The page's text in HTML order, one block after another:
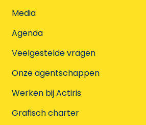
Media
Agenda
Veelgestelde vragen
Onze agentschappen
Werken bij Actiris
Grafisch charter